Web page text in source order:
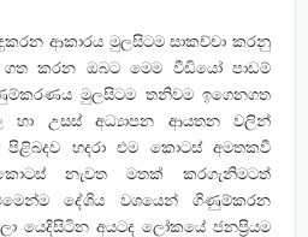
ආකාරය මුලසිටම සාකච්චා කරනු
ගත කරන ඔබට මෙම වීඩියෝ පාඩම්
මුලසිටම තනිවම ඉගෙනගත
හා උසස් අධ්‍යාපන ආයතන වලින්
හදරා එම කොටස් අමතකවී
නැවත මතක් කරගැනිමටත්
දේශිය වශයෙන් ගිණුම්කරන
යෙදිසිටින අයටද ලෝකයේ ජනප්‍රියම